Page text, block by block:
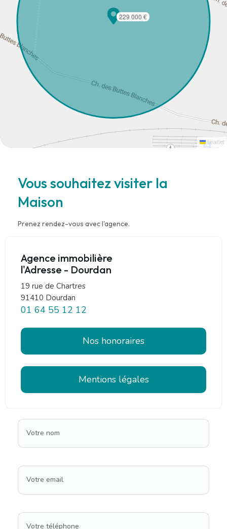
229 000 €
Leaflet
Vous souhaitez visiter la
Maison
Prenez rendez-vous avec l'agence.
Agence immobilière
l'Adresse - Dourdan
19 rue de Chartres
91410 Dourdan
01 64 55 12 12
Nos honoraires
Mentions légales
Votre nom
Votre email
Votre téléphone